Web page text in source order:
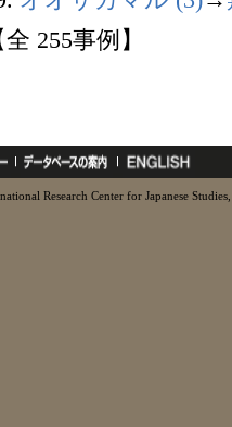
全 255事例】
Research Center for Japanese